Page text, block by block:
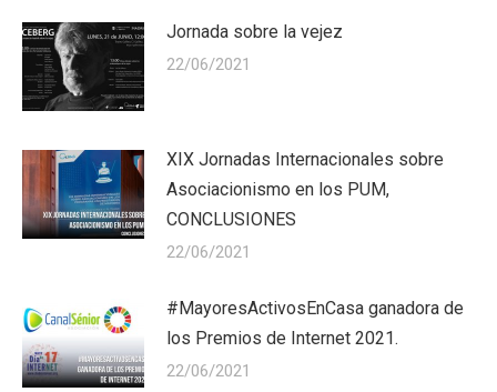
Jornada sobre la vejez
22/06/2021
XIX Jornadas Internacionales sobre
Asociacionismo en los PUM,
CONCLUSIONES
22/06/2021
#MayoresActivosEnCasa ganadora de
los Premios de Internet 2021.
22/06/2021